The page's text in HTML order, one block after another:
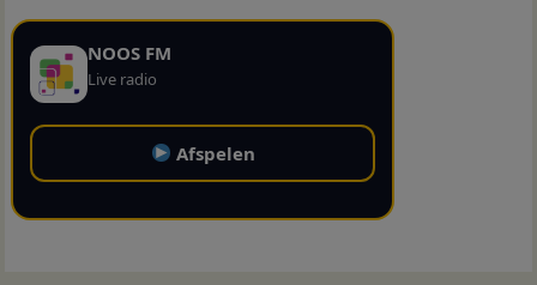
NOOS FM
Live radio
Afspelen